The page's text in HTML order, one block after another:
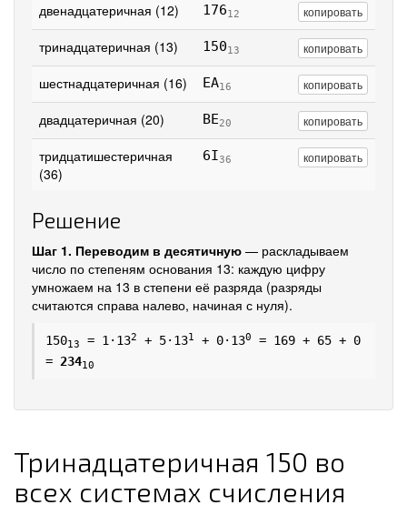
двенадцатеричная (12) 17612 копировать
тринадцатеричная (13) 15013 копировать
шестнадцатеричная (16) EA16 копировать
двадцатеричная (20) BE20 копировать
тридцатишестеричная
(36)
6I36 копировать
Решение
Шаг 1. Переводим в десятичную — раскладываем
число по степеням основания 13: каждую цифру
умножаем на 13 в степени её разряда (разряды
считаются справа налево, начиная с нуля).
15013 = 1·132 + 5·131 + 0·130
= 169 + 65 + 0
= 23410
Тринадцатеричная 150 во
всех системах счисления